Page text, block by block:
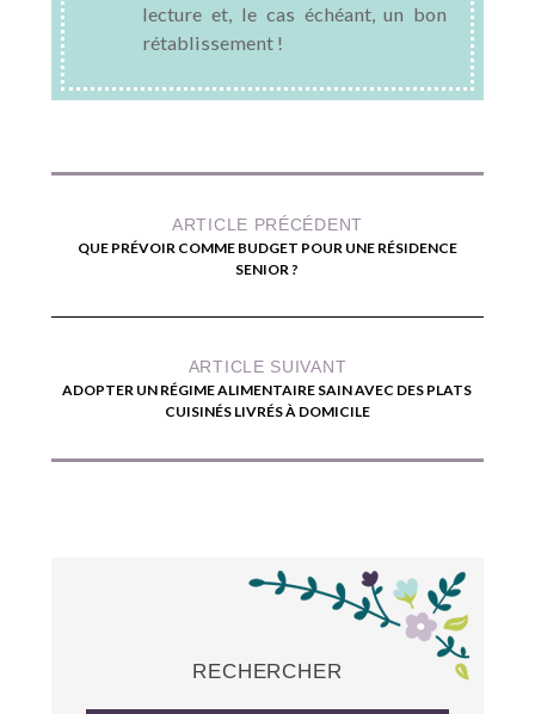
lecture et, le cas échéant, un bon
rétablissement !
ARTICLE PRÉCÉDENT
QUE PRÉVOIR COMME BUDGET POUR UNE RÉSIDENCE
SENIOR ?
ARTICLE SUIVANT
ADOPTER UN RÉGIME ALIMENTAIRE SAIN AVEC DES PLATS
CUISINÉS LIVRÉS À DOMICILE
RECHERCHER